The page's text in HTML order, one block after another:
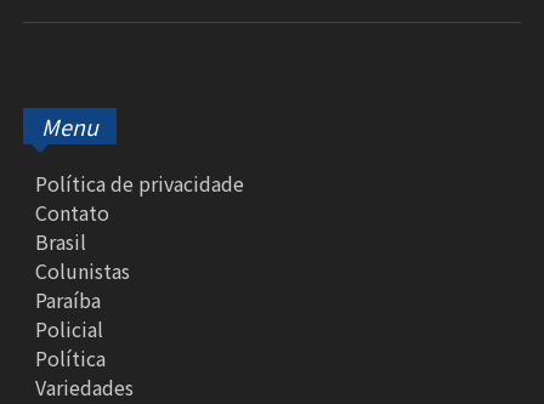
Menu
Política de privacidade
Contato
Brasil
Colunistas
Paraíba
Policial
Política
Variedades